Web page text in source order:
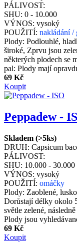
PÁLIVOST:
SHU: 0 - 10.000
VÝNOS: vysoký
POUŽITÍ: nakládání /
Plody: Podlouhlé,
široké, Zprvu jsou
některých plodech se
pal: Plody mají
69 Kč
Koupit
Peppadew -
Skladem (>5ks)
DRUH: Capsicum
PÁLIVOST:
SHU: 10.000 - 30.000
VÝNOS: vysoký
POUŽITÍ: omáčky
Plody: Zaoblené,
Dorůstají délky okolo
světle zelené,
Plody jsou
69 Kč
Koupit